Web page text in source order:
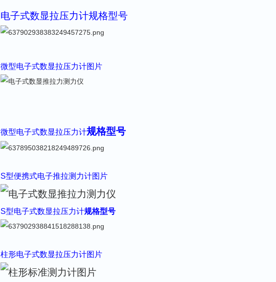
电子式数显拉压力计规格型号
微型电子式数显拉压力计图片
微型电子式数显拉压力计规格型号
S型便携式电子推拉测力计图片
S型电子式数显拉压力计规格型号
柱形电子式数显拉压力计图片